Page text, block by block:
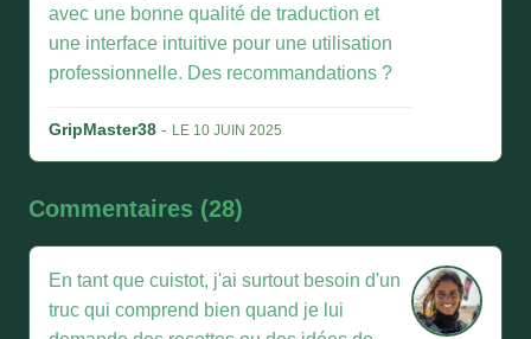
avec une bonne qualité de traduction et
une interface intuitive pour une utilisation
professionnelle. Des recommandations ?
GripMaster38 - LE 10 JUIN 2025
Commentaires (28)
En tant que cuistot, j'ai surtout besoin d'un
truc qui comprend bien quand je lui